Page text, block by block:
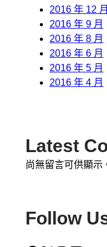
2016 年 12 月
2016 年 9 月
2016 年 8 月
2016 年 6 月
2016 年 5 月
2016 年 4 月
Latest
尚無留言可供顯示
Follow